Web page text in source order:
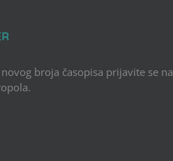
broja časopisa prijavite se na